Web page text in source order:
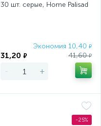
30 шт. серые, Home Palisad
Экономия 10,40 ₽
31,20 ₽ 41,60₽
- +
-25%